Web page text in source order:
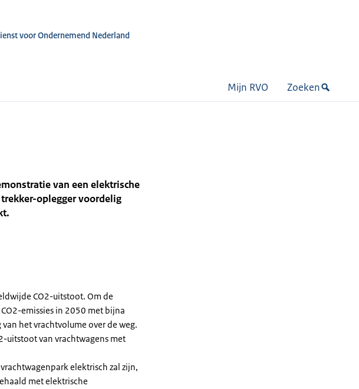
voor Ondernemend Nederland
Mijn RVO Zoeken
van een elektrische
oplegger voordelig
CO2-uitstoot. Om de
emissies in 2050 met bijna
het vrachtvolume over de weg.
uitstoot van vrachtwagens met
elektrisch zal zijn,
met elektrische